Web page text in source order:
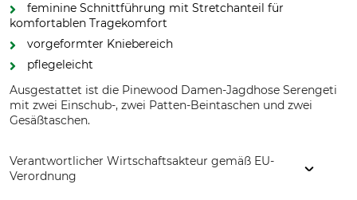
feminine Schnittführung mit Stretchanteil für
komfortablen Tragekomfort
vorgeformter Kniebereich
pflegeleicht
Ausgestattet ist die Pinewood Damen-Jagdhose Serengeti
mit zwei Einschub-, zwei Patten-Beintaschen und zwei
Gesäßtaschen.
Verantwortlicher Wirtschaftsakteur gemäß EU-
Verordnung